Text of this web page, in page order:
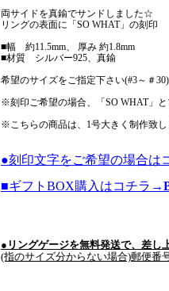
両サイドを真鍮でサンドしました☆
リングの表面に「SO WHAT」の刻印
■幅 約11.5mm、 厚み 約1.8mm
■材質 シルバー925、真鍮
希望のサイズをご指定下さい(#3～＃30)
※刻印ご希望の場合、「SO WHAT」
※こちらの商品は、1号大きく制作致し
●刻印文字をご希望の場合は
■ギフトBOX購入はコチラ→
● リングゲージを無料発送で、差し
(指のサイズ分からない場合)郵便番